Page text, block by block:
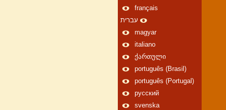
français
עברית
magyar
italiano
ქართული
português (Brasil)
português (Portugal)
русский
svenska